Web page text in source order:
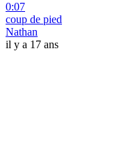
0:07
coup de pied
Nathan
il y a 17 ans